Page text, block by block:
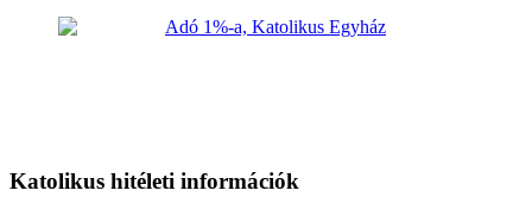
Katolikus hitéleti információk